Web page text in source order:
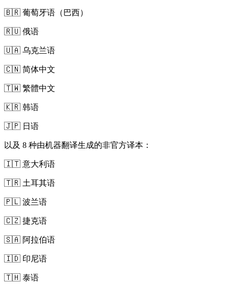
🇧🇷 葡萄牙语（巴西）
🇷🇺 俄语
🇺🇦 乌克兰语
🇨🇳 简体中文
🇹🇼 繁體中文
🇰🇷 韩语
🇯🇵 日语
以及 8 种由机器翻译生成的非官方译本：
🇮🇹 意大利语
🇹🇷 土耳其语
🇵🇱 波兰语
🇨🇿 捷克语
🇸🇦 阿拉伯语
🇮🇩 印尼语
🇹🇭 泰语